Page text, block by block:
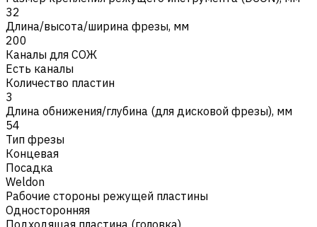
32
Длина/высота/ширина фрезы, мм
200
Каналы для СОЖ
Есть каналы
Количество пластин
3
Длина обнижения/глубина (для дисковой фрезы), мм
54
Тип фрезы
Концевая
Посадка
Weldon
Рабочие стороны режущей пластины
Односторонняя
Подходящая пластина (головка)